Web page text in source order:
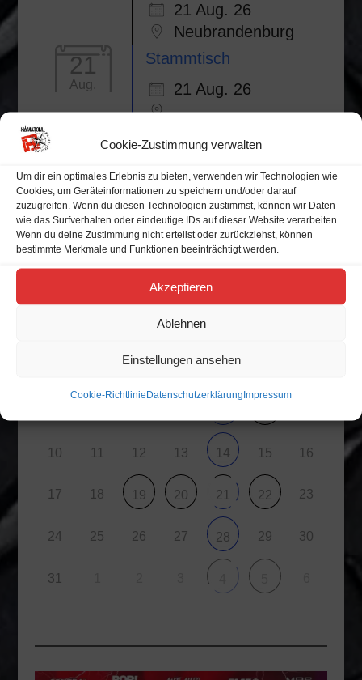
Cookie-Zustimmung verwalten
Um dir ein optimales Erlebnis zu bieten, verwenden wir Technologien wie
Cookies, um Geräteinformationen zu speichern und/oder darauf
zuzugreifen. Wenn du diesen Technologien zustimmst, können wir Daten
wie das Surfverhalten oder eindeutige IDs auf dieser Website verarbeiten.
Wenn du deine Zustimmung nicht erteilst oder zurückziehst, können
bestimmte Merkmale und Funktionen beeinträchtigt werden.
Akzeptieren
Ablehnen
Einstellungen ansehen
Cookie-RichtlinieDatenschutzerklärungImpressum
21 Aug. 26
Neubrandenburg
21
Aug.
Stammtisch
21 Aug. 26
Alle Veranstaltungen
Veranstaltungskalender
D
29 30 31
10 11 12 13 14 15 16
17 18 19 20 21 22 23
24 25 26 27 28 29 30
31